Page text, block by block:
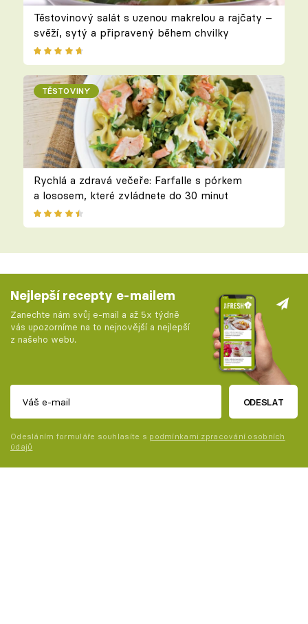
Těstovinový salát s uzenou makrelou a rajčaty –
svěží, sytý a připravený během chvilky
TĚSTOVINY
Rychlá a zdravá večeře: Farfalle s pórkem
a lososem, které zvládnete do 30 minut
Nejlepší recepty e-mailem
Zanechte nám svůj e-mail a až 5x týdně
vás upozorníme na to nejnovější a nejlepší
z našeho webu.
ODESLAT
Odesláním formuláře souhlasíte s podmínkami zpracování osobních
údajů